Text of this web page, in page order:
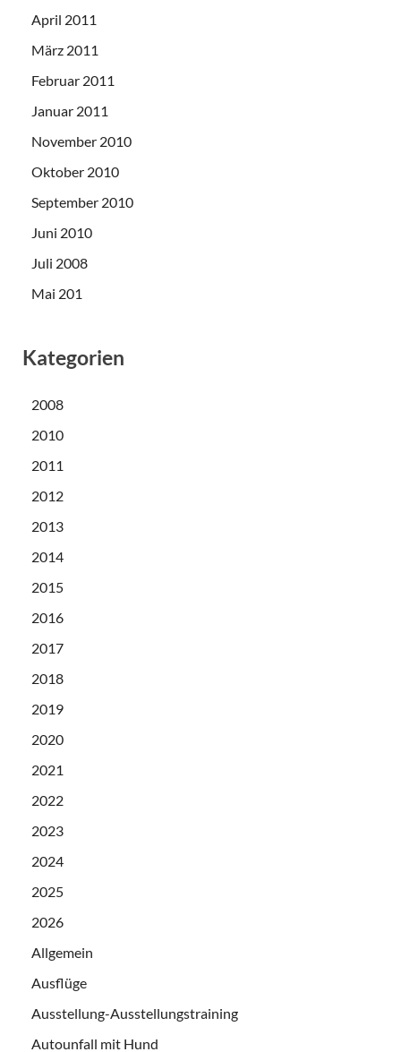
April 2011
März 2011
Februar 2011
Januar 2011
November 2010
Oktober 2010
September 2010
Juni 2010
Juli 2008
Mai 201
Kategorien
2008
2010
2011
2012
2013
2014
2015
2016
2017
2018
2019
2020
2021
2022
2023
2024
2025
2026
Allgemein
Ausflüge
Ausstellung-Ausstellungstraining
Autounfall mit Hund